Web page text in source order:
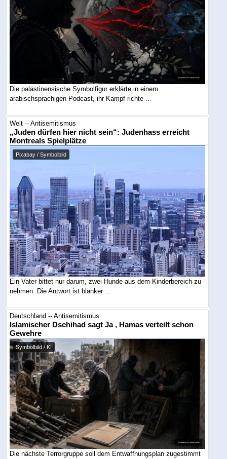
Die palästinensische Symbolfigur erklärte in einem
arabischsprachigen Podcast, ihr Kampf richte ...
Welt -- Antisemitismus
„Juden dürfen hier nicht sein“: Judenhass erreicht
Montreals Spielplätze
Pixabay / Symbolbild
Ein Vater bittet nur darum, zwei Hunde aus dem Kinderbereich zu
nehmen. Die Antwort ist blanker ...
Deutschland -- Antisemitismus
Islamischer Dschihad sagt Ja , Hamas verteilt schon
Gewehre
Symbolbild / KI
Die nächste Terrorgruppe soll dem Entwaffnungsplan zugestimmt